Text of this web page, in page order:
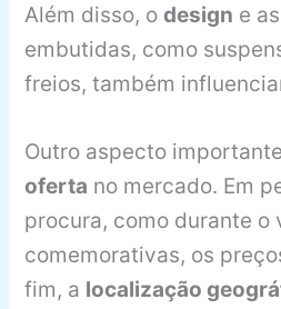
Além disso, odesign e
embutidas, como
freios, também
Outro aspecto
oferta no mercado. Em
procura, como durante o
comemorativas, os
fim, a localização